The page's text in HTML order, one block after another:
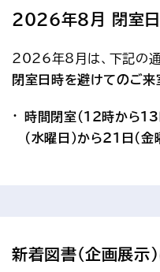
2026年8月 閉室日
2026年8月は、下記の
閉室日時を避けてのご来
時間閉室（12時から
(水曜日)から21日(金
新着図書（企画展示